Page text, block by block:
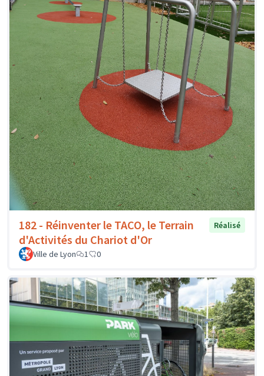
182 - Réinventer le TACO, le Terrain
d'Activités du Chariot d'Or
Réalisé
Ville de Lyon 1 0